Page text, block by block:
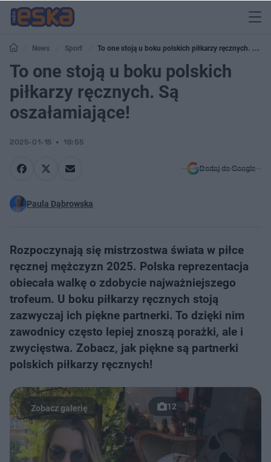
News Sport
To one stoją u boku polskich piłkarzy ręcznych. Są
oszałamiające!
To one stoją u boku polskich
piłkarzy ręcznych. Są
oszałamiające!
2025-01-15 18:55
Dodaj do Google
Paula Dąbrowska
Rozpoczynają się mistrzostwa świata w piłce
ręcznej mężczyzn 2025. Polska reprezentacja
obiecała walkę o zdobycie najważniejszego
trofeum. U boku piłkarzy ręcznych stoją
zazwyczaj ich piękne partnerki. To dzięki nim
zawodnicy często lepiej znoszą porażki, ale i
zwycięstwa. Zobacz, jak piękne są partnerki
polskich piłkarzy ręcznych!
12